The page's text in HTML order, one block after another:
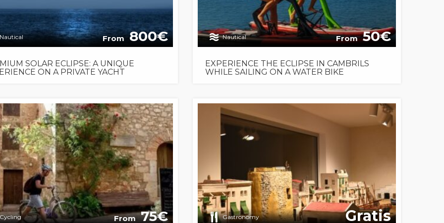
Nautical From 800
SOLAR ECLIPSE: A UNIQUE
ON A PRIVATE YACHT
Nautical From 50
EXPERIENCE THE ECLIPSE IN CAMBRILS
WHILE SAILING ON A WATER BIKE
Cycling From 75 Gastronomy Gratis